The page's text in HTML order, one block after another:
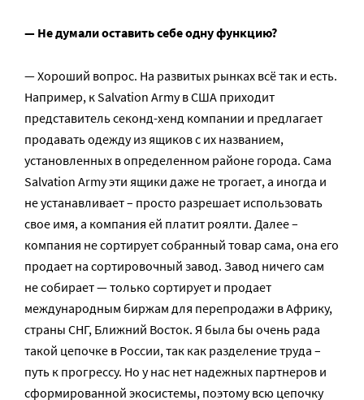
— Не думали оставить себе одну функцию?
— Хороший вопрос. На развитых рынках всё так и есть.
Например, к Salvation Army в США приходит
представитель секонд-хенд компании и предлагает
продавать одежду из ящиков с их названием,
установленных в определенном районе города. Сама
Salvation Army эти ящики даже не трогает, а иногда и
не устанавливает – просто разрешает использовать
свое имя, а компания ей платит роялти. Далее –
компания не сортирует собранный товар сама, она его
продает на сортировочный завод. Завод ничего сам
не собирает — только сортирует и продает
международным биржам для перепродажи в Африку,
страны СНГ, Ближний Восток. Я была бы очень рада
такой цепочке в России, так как разделение труда –
путь к прогрессу. Но у нас нет надежных партнеров и
сформированной экосистемы, поэтому всю цепочку